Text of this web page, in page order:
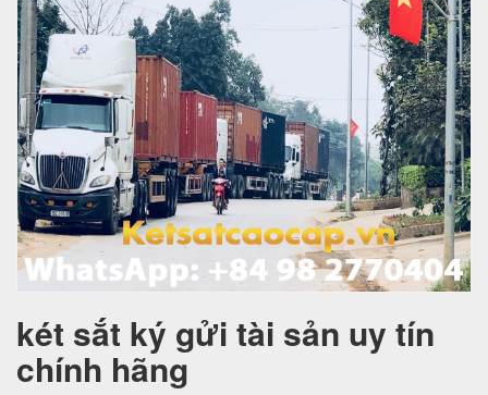
két sắt ký gửi tài sản uy tín
chính hãng